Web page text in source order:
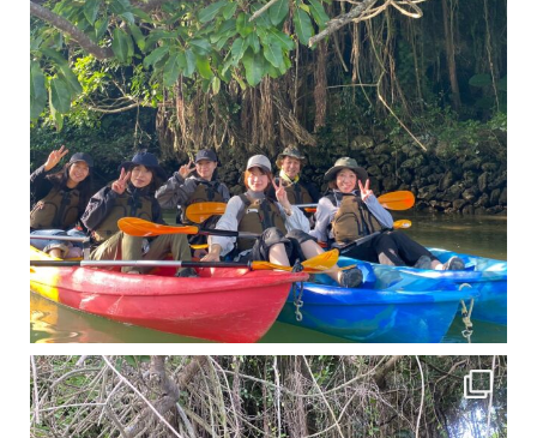
11月となり沖縄も寒くなってきましたが まだまだ沖縄は半袖です
この時期は、修学旅行